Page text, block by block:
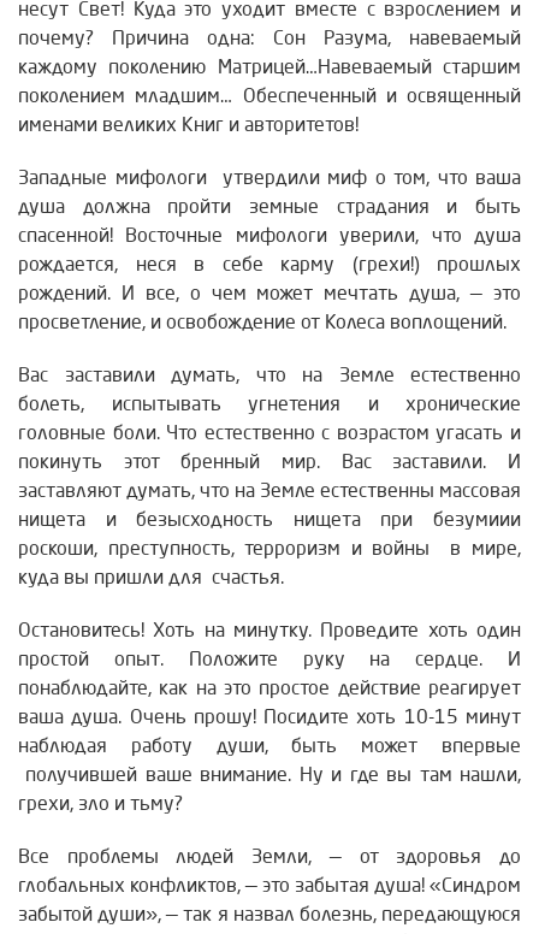
несут Свет! Куда это уходит вместе с взрослением и
почему? Причина одна: Сон Разума, навеваемый
каждому поколению Матрицей…Навеваемый старшим
поколением младшим… Обеспеченный и освященный
именами великих Книг и авторитетов!
Западные мифологи утвердили миф о том, что ваша
душа должна пройти земные страдания и быть
спасенной! Восточные мифологи уверили, что душа
рождается, неся в себе карму (грехи!) прошлых
рождений. И все, о чем может мечтать душа, — это
просветление, и освобождение от Колеса воплощений.
Вас заставили думать, что на Земле естественно
болеть, испытывать угнетения и хронические
головные боли. Что естественно с возрастом угасать и
покинуть этот бренный мир. Вас заставили. И
заставляют думать, что на Земле естественны массовая
нищета и безысходность нищета при безумиии
роскоши, преступность, терроризм и войны в мире,
куда вы пришли для счастья.
Остановитесь! Хоть на минутку. Проведите хоть один
простой опыт. Положите руку на сердце. И
понаблюдайте, как на это простое действие реагирует
ваша душа. Очень прошу! Посидите хоть 10-15 минут
наблюдая работу души, быть может впервые
получившей ваше внимание. Ну и где вы там нашли,
грехи, зло и тьму?
Все проблемы людей Земли, — от здоровья до
глобальных конфликтов, — это забытая душа! «Синдром
забытой души», — так я назвал болезнь, передающуюся